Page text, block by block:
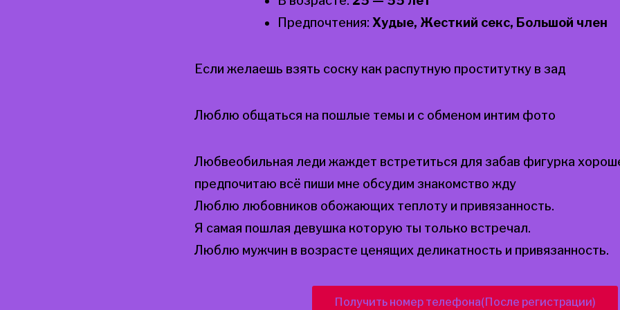
Предпочтения: Худые, Жесткий секс, Большой член
Если желаешь взять соску как распутную проститутку в зад
Люблю общаться на пошлые темы и с обменом интим фото
Любвеобильная леди жаждет встретиться для забав фигурка
предпочитаю всё пиши мне обсудим знакомство жду
Люблю любовников обожающих теплоту и привязанность.
Я самая пошлая девушка которую ты только встречал.
Люблю мужчин в возрасте ценящих деликатность и привязанность.
Получить номер телефона(После регистрации)